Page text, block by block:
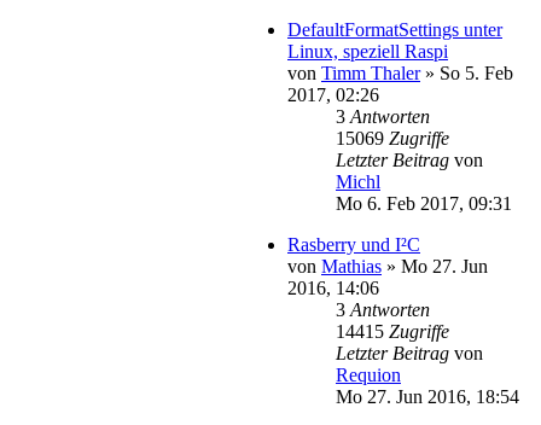
DefaultFormatSettings unter
Linux, speziell Raspi
von Timm Thaler» So 5. Feb
2017, 02:26
3 Antworten
15069 Zugriffe
Letzter Beitrag von
Michl
Mo 6. Feb 2017, 09:31
Rasberry und I²C
von Mathias » Mo 27. Jun
2016, 14:06
3 Antworten
14415 Zugriffe
Letzter Beitrag von
Requion
Mo 27. Jun 2016, 18:54